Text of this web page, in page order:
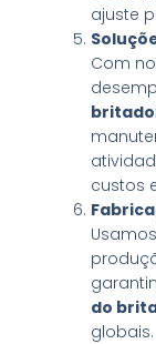
ajuste
Com
custos
do
globais.